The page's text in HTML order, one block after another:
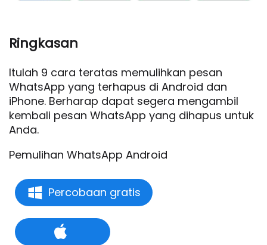
Ringkasan
Itulah 9 cara teratas memulihkan pesan
WhatsApp yang terhapus di Android dan
iPhone. Berharap dapat segera mengambil
kembali pesan WhatsApp yang dihapus untuk
Anda.
Pemulihan WhatsApp Android
Percobaan gratis